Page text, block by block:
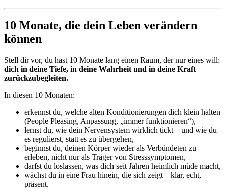
10 Monate, die dein Leben verändern
können
Stell dir vor, du hast 10 Monate lang einen Raum, der nur eines will:
dich in deine Tiefe, in deine Wahrheit und in deine Kraft
zurückzubegleiten.
In diesen 10 Monaten:
erkennst du, welche alten Konditionierungen dich klein halten
(People Pleasing, Anpassung, „immer funktionieren“),
lernst du, wie dein Nervensystem wirklich tickt – und wie du
es regulierst, statt es zu übergehen,
beginnst du, deinen Körper wieder als Verbündeten zu
erleben, nicht nur als Träger von Stresssymptomen,
darfst du loslassen, was dich seit Jahren heimlich müde macht,
wächst du in eine Frau hinein, die sich zeigt – klar, echt,
präsent.